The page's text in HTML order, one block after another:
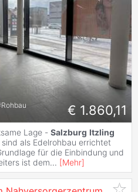
Rohbau
€ 1.860,11
Lage - Salzburg Itzling
als Edelrohbau errichtet
für die Einbindung und
ist dem... [Mehr]